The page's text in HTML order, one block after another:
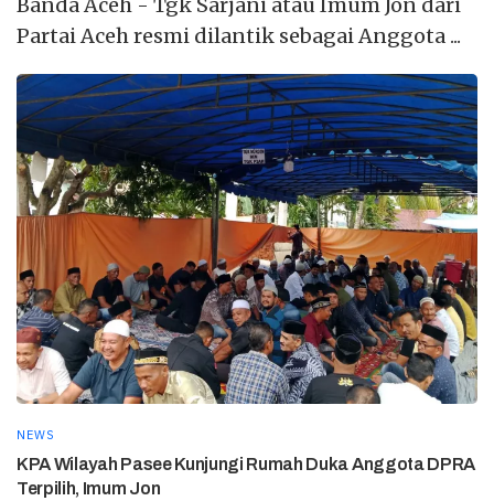
Banda Aceh - Tgk Sarjani atau Imum Jon dari
Partai Aceh resmi dilantik sebagai Anggota ...
NEWS
KPA Wilayah Pasee Kunjungi Rumah Duka Anggota DPRA
Terpilih, Imum Jon